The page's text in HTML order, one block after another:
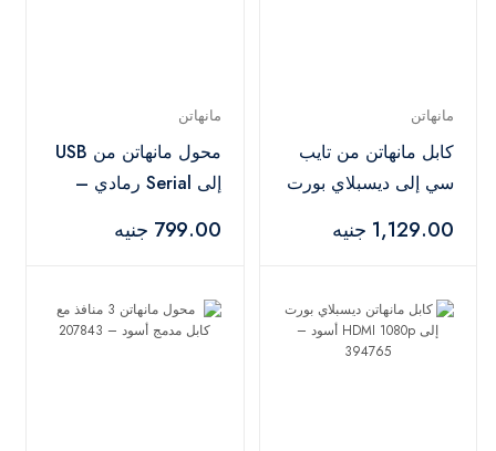
مانهاتن
كابل مانهاتن من تايب
سي إلى ديسبلاي بورت
1,129.00 جنيه
مانهاتن
محول مانهاتن من USB
إلى Serial رمادي –
799.00 جنيه